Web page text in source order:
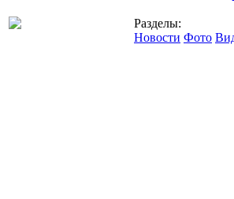
Разделы:
Новости Фото